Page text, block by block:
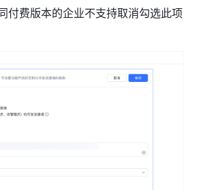
付费版本的企业不支持取消勾选此项